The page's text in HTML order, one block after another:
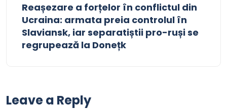
Reașezare a forțelor în conflictul din
Ucraina: armata preia controlul în
Slaviansk, iar separatiștii pro-ruși se
regrupează la Donețk
Leave a Reply